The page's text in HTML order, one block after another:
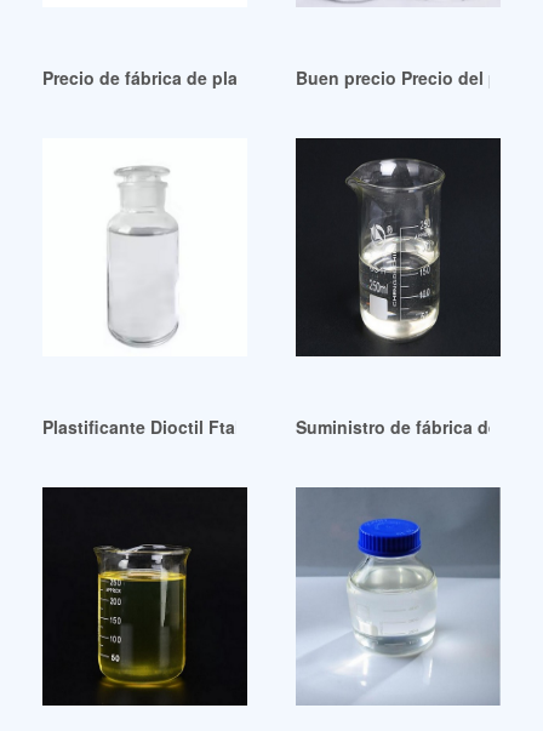
Precio de fábrica de plastificantes Eastman para cables de
Buen precio Precio del
Plastificante Dioctil Ftalato Talla Nicaragua mejor precio
Suministro de fábrica de